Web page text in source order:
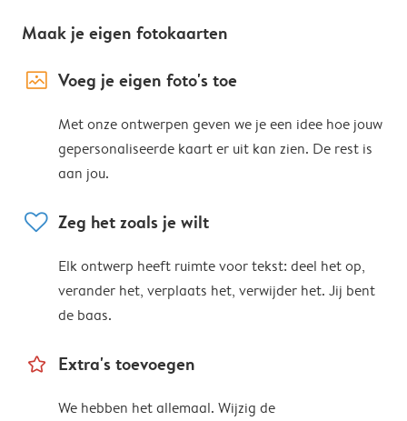
Maak je eigen fotokaarten
image_placeholder Voeg je eigen foto's toe
Met onze ontwerpen geven we je een idee hoe jouw
gepersonaliseerde kaart er uit kan zien. De rest is
aan jou.
heart Zeg het zoals je wilt
Elk ontwerp heeft ruimte voor tekst: deel het op,
verander het, verplaats het, verwijder het. Jij bent
de baas.
star_outline Extra's toevoegen
We hebben het allemaal. Wijzig de